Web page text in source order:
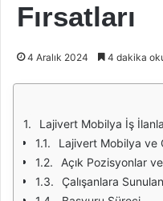
Fırsatları
4 Aralık 2024 4 dakika
Lajivert Mobilya İş
Lajivert Mobilya ve
Açık Pozisyonlar
Çalışanlara